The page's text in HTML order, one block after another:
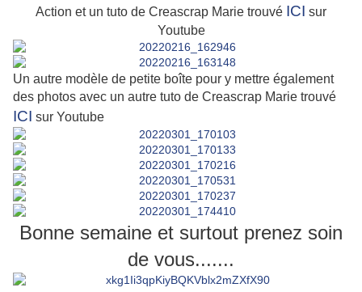
Action et un tuto de Creascrap Marie trouvé ICI sur
Youtube
Un autre modèle de petite boîte pour y mettre également
des photos avec un autre tuto de Creascrap Marie trouvé
ICI sur Youtube
Bonne semaine et surtout prenez soin
de vous.......